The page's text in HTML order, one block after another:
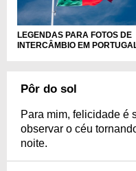
LEGENDAS PARA FOTOS DE
INTERCÂMBIO EM
Pôr do sol
Para mim, felicidade é
observar o céu
noite.